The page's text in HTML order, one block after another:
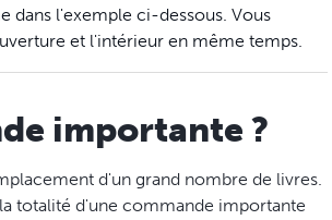
l'exemple ci-dessous. Vous
et l'intérieur en même temps.
importante ?
d'un grand nombre de livres.
totalité d'une commande importante